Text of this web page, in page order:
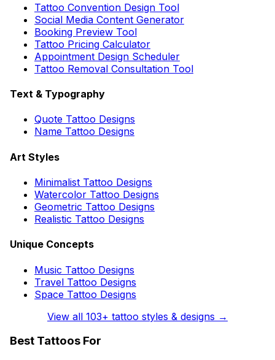
Tattoo Convention Design Tool
Social Media Content Generator
Booking Preview Tool
Tattoo Pricing Calculator
Appointment Design Scheduler
Tattoo Removal Consultation Tool
Text & Typography
Quote Tattoo Designs
Name Tattoo Designs
Art Styles
Minimalist Tattoo Designs
Watercolor Tattoo Designs
Geometric Tattoo Designs
Realistic Tattoo Designs
Unique Concepts
Music Tattoo Designs
Travel Tattoo Designs
Space Tattoo Designs
View all 103+ tattoo styles & designs →
Best Tattoos For